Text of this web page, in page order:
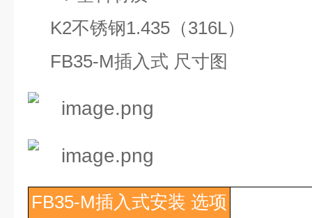
K2不锈钢1.435 （316L）
FB35-M插入式 尺寸图
FB35-M插入式安装 选项